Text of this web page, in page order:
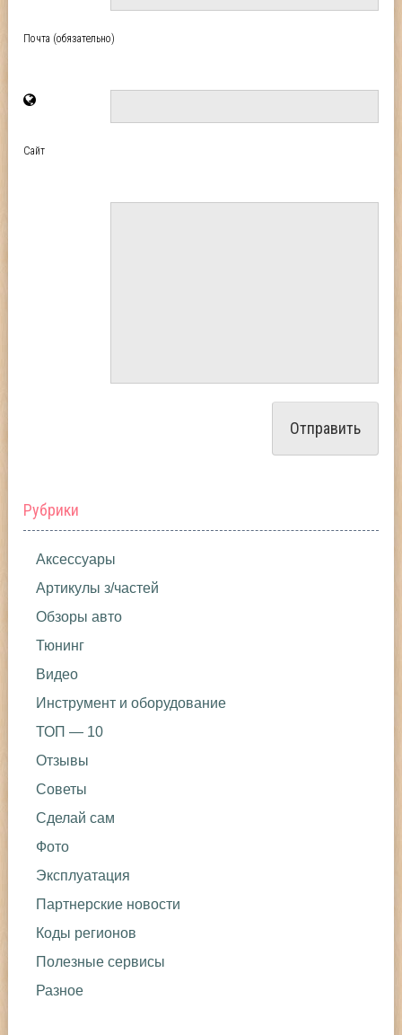
Почта (обязательно)
Сайт
Рубрики
Аксессуары
Артикулы з/частей
Обзоры авто
Тюнинг
Видео
Инструмент и оборудование
ТОП — 10
Отзывы
Советы
Сделай сам
Фото
Эксплуатация
Партнерские новости
Коды регионов
Полезные сервисы
Разное